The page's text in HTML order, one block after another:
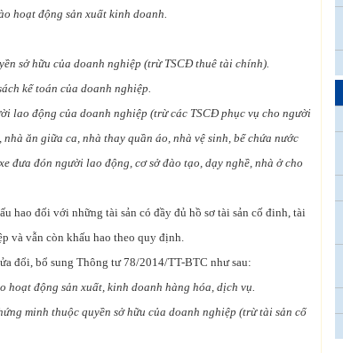
hoạt động sản xuất kinh doanh.
sở hữu của doanh nghiệp (trừ TSCĐ thuê tài chính).
kế toán của doanh nghiệp.
lao động của doanh nghiệp (trừ các TSCĐ phục vụ cho người
ăn giữa ca, nhà thay quần áo, nhà vệ sinh, bể chứa nước
đưa đón người lao động, cơ sở đào tạo, dạy nghề, nhà ở cho
hao đối với những tài sản có đầy đủ hồ sơ tài sản cố đinh, tài
và vẫn còn khấu hao theo quy định.
đổi, bổ sung Thông tư 78/2014/TT-BTC như sau:
động sản xuất, kinh doanh hàng hóa, dịch vụ.
minh thuộc quyền sở hữu của doanh nghiệp (trừ tài sản cố